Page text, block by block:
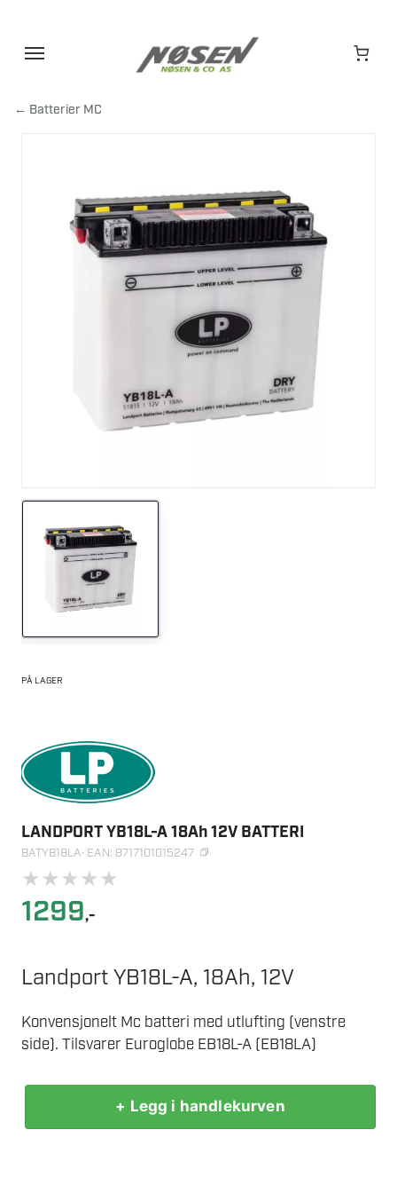
← Batterier MC
PÅ LAGER
LANDPORT YB18L-A 18Ah 12V BATTERI
BATYB18LA· EAN: 8717101015247
★★★★★
1299,-
Landport YB18L-A, 18Ah, 12V
Konvensjonelt Mc batteri med utlufting (venstre
side). Tilsvarer Euroglobe EB18L-A (EB18LA)
+ Legg i handlekurven